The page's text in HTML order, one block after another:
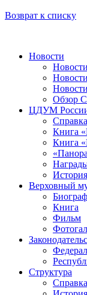
Возврат к списку
Новости
Обзор
ЦДУМ
Книга
Книга
Верховный
Книга
Фильм
Структура